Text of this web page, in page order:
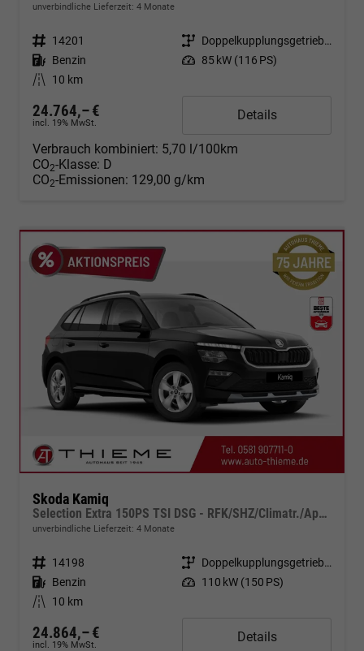
unverbindliche Lieferzeit: 4 Monate
Fahrzeugnr. 14201 Getriebe
Doppelkupplungsgetriebe (DSG)
Kraftstoff Benzin Leistung 85 kW (116 PS)
Kilometerstand
10 km
24.764,– €
incl. 19% MwSt.
Details
Verbrauch kombiniert: 5,70 l/100km
CO2-Klasse: D
CO2-Emissionen: 129,00 g/km
Skoda Kamiq
Selection Extra 150PS TSI DSG - RFK/SHZ/Climatr./App/Alu/5J Garantie
unverbindliche Lieferzeit: 4 Monate
Fahrzeugnr. 14198 Getriebe
Doppelkupplungsgetriebe (DSG)
Kraftstoff Benzin Leistung 110 kW (150 PS)
Kilometerstand
10 km
24.864,– €
incl. 19% MwSt.
Details